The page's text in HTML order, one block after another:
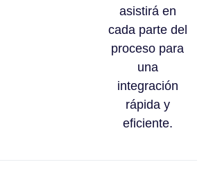
asistirá en
cada parte del
proceso para
una
integración
rápida y
eficiente.